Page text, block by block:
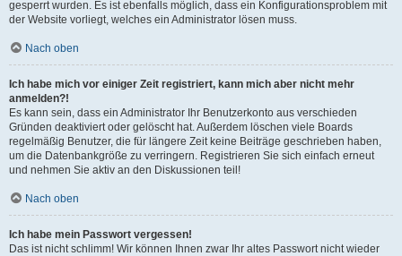
gesperrt wurden. Es ist ebenfalls möglich, dass ein Konfigurationsproblem mit
der Website vorliegt, welches ein Administrator lösen muss.
Nach oben
Ich habe mich vor einiger Zeit registriert, kann mich aber nicht mehr
anmelden?!
Es kann sein, dass ein Administrator Ihr Benutzerkonto aus verschieden
Gründen deaktiviert oder gelöscht hat. Außerdem löschen viele Boards
regelmäßig Benutzer, die für längere Zeit keine Beiträge geschrieben haben,
um die Datenbankgröße zu verringern. Registrieren Sie sich einfach erneut
und nehmen Sie aktiv an den Diskussionen teil!
Nach oben
Ich habe mein Passwort vergessen!
Das ist nicht schlimm! Wir können Ihnen zwar Ihr altes Passwort nicht wieder